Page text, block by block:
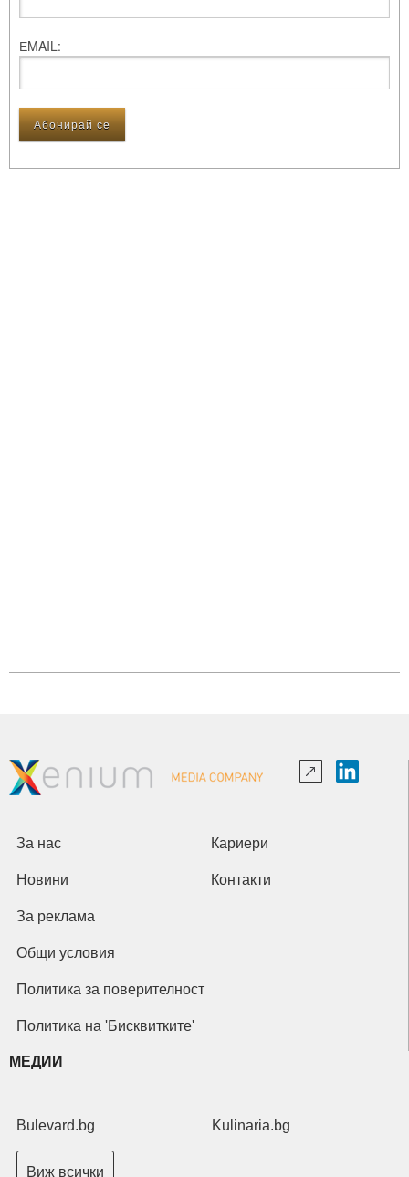
ЕMAIL:
За нас Кариери
Новини Контакти
За реклама
Общи условия
Политика за поверителност
Политика на 'Бисквитките'
МЕДИИ
Bulevard.bg Kulinaria.bg
Виж всички